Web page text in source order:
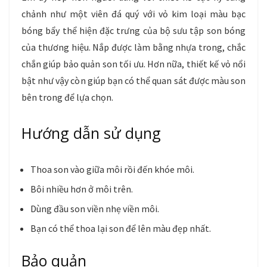
chảnh như một viên đá quý với vỏ kim loại màu bạc
bóng bẩy thể hiện đặc trưng của bộ sưu tập son bóng
của thương hiệu. Nắp được làm bằng nhựa trong, chắc
chắn giúp bảo quản son tối ưu. Hơn nữa, thiết kế vỏ nổi
bật như vậy còn giúp bạn có thể quan sát được màu son
bên trong để lựa chọn.
Hướng dẫn sử dụng
Thoa son vào giữa môi rồi đến khóe môi.
Bôi nhiều hơn ở môi trên.
Dùng đầu son viền nhẹ viền môi.
Bạn có thể thoa lại son để lên màu đẹp nhất.
Bảo quản